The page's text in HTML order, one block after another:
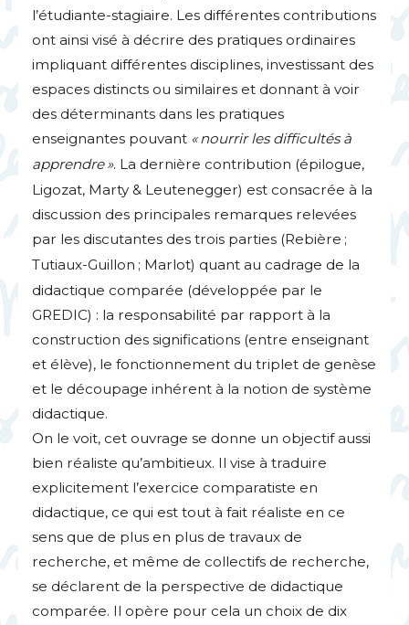
l’étudiante-stagiaire. Les différentes contributions
ont ainsi visé à décrire des pratiques ordinaires
impliquant différentes disciplines, investissant des
espaces distincts ou similaires et donnant à voir
des déterminants dans les pratiques
enseignantes pouvant « nourrir les difficultés à
apprendre ». La dernière contribution (épilogue,
Ligozat, Marty & Leutenegger) est consacrée à la
discussion des principales remarques relevées
par les discutantes des trois parties (Rebière ;
Tutiaux-Guillon ; Marlot) quant au cadrage de la
didactique comparée (développée par le
GREDIC) : la responsabilité par rapport à la
construction des significations (entre enseignant
et élève), le fonctionnement du triplet de genèse
et le découpage inhérent à la notion de système
didactique.
On le voit, cet ouvrage se donne un objectif aussi
bien réaliste qu’ambitieux. Il vise à traduire
explicitement l’exercice comparatiste en
didactique, ce qui est tout à fait réaliste en ce
sens que de plus en plus de travaux de
recherche, et même de collectifs de recherche,
se déclarent de la perspective de didactique
comparée. Il opère pour cela un choix de dix